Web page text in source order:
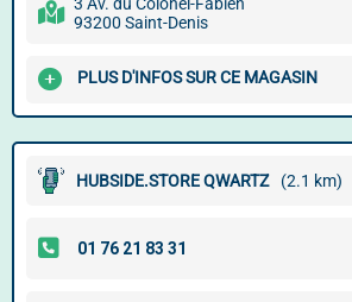
93200 Saint-Denis
PLUS D'INFOS SUR CE MAGASIN
HUBSIDE.STORE QWARTZ (2.1 km)